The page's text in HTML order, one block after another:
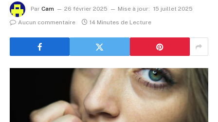
Par Cam 26 février 2025 Mise à jour: 15 juillet 2025
Aucun commentaire
14 Minutes de Lecture